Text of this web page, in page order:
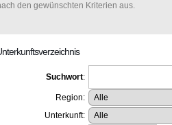
den gewünschten Kriterien aus.
Suchwort:
Region:
Unterkunft: